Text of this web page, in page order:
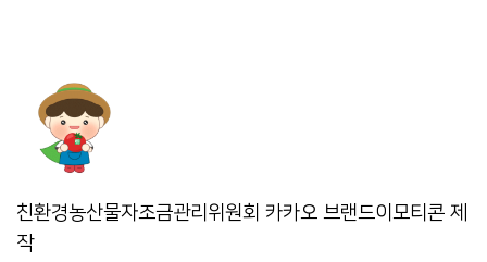
친환경농산물자조금관리위원회 카카오 브랜드이모티콘 제
작